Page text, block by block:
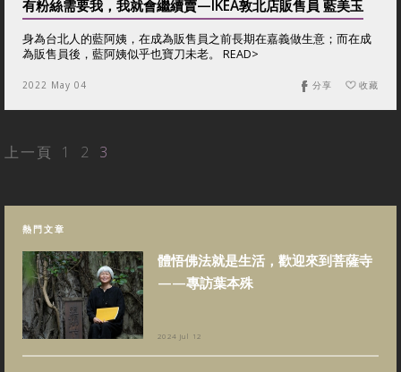
有粉絲需要我，我就會繼續賣—IKEA敦北店販售員 藍美玉
身為台北人的藍阿姨，在成為販售員之前長期在嘉義做生意；而在成
為販售員後，藍阿姨似乎也寶刀未老。 READ>
2022 May 04 收藏
分享
上一頁 1 2 3
熱門文章
體悟佛法就是生活，歡迎來到菩薩寺
——專訪葉本殊
2024 Jul 12